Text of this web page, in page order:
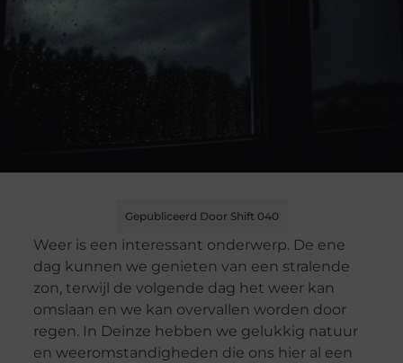
Gepubliceerd Door Shift 040
Weer is een interessant onderwerp. De ene
dag kunnen we genieten van een stralende
zon, terwijl de volgende dag het weer kan
omslaan en we kan overvallen worden door
regen. In Deinze hebben we gelukkig natuur
en weeromstandigheden die ons hier al een